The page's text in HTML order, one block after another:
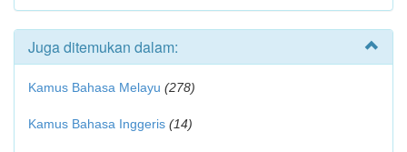
Juga ditemukan dalam:
Kamus Bahasa Melayu (278)
Kamus Bahasa Inggeris (14)